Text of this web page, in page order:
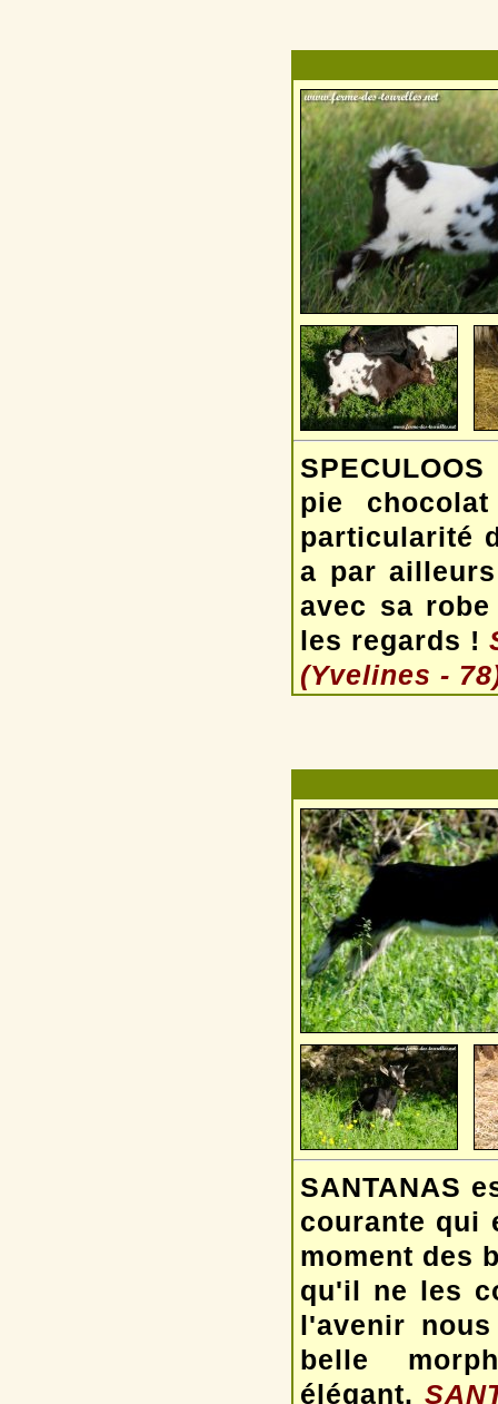
pie
particularité
a par
avec sa
les regards !
(Yvelines -
SANTANAS
courante qui
moment des
qu'il ne les
l'avenir
belle
élégant.